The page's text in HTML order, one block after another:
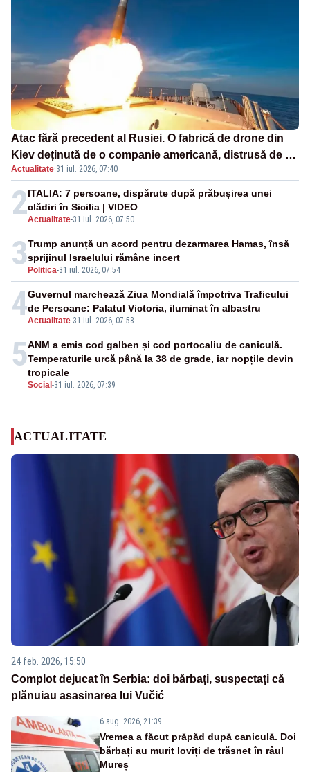
Atac fără precedent al Rusiei. O fabrică de drone din
Kiev deținută de o companie americană, distrusă de o
rachetă rusească
Actualitate·31 iul. 2026, 07:40
2Actualitate-31 iul. 2026, 07:50
ITALIA: 7 persoane, dispărute după prăbușirea unei
clădiri în Sicilia | VIDEO
3Politica-31 iul. 2026, 07:54
Trump anunță un acord pentru dezarmarea Hamas, însă
sprijinul Israelului rămâne incert
4Actualitate-31 iul. 2026, 07:58
Guvernul marchează Ziua Mondială împotriva Traficului
de Persoane: Palatul Victoria, iluminat în albastru
5
Social-31 iul. 2026, 07:39
ANM a emis cod galben și cod portocaliu de caniculă.
Temperaturile urcă până la 38 de grade, iar nopțile devin
tropicale
ACTUALITATE
24 feb. 2026, 15:50
Complot dejucat în Serbia: doi bărbați, suspectați că
plănuiau asasinarea lui Vučić
6 aug. 2026, 21:39
Vremea a făcut prăpăd după caniculă. Doi
bărbați au murit loviți de trăsnet în râul
Mureș